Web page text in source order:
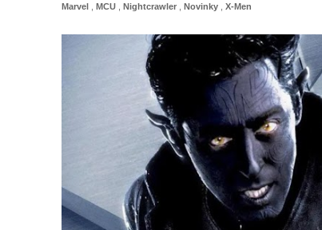
Marvel
MCU Nightcrawler Novinky X-Men